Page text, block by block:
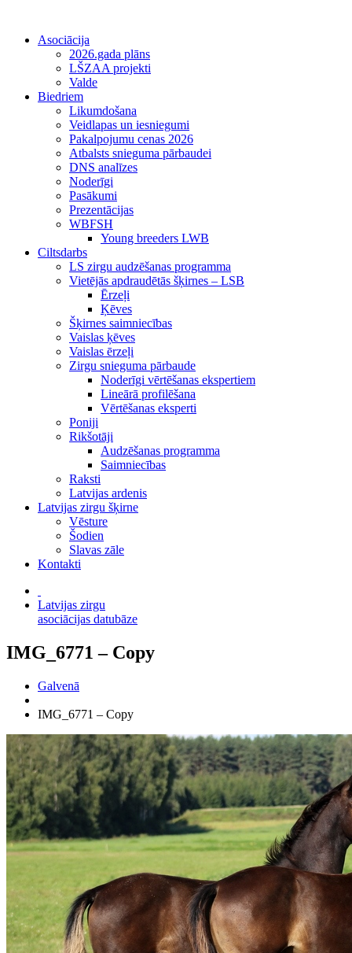
Asociācija
2026.gada plāns
LŠZAA projekti
Valde
Biedriem
Likumdošana
Veidlapas un iesniegumi
Pakalpojumu cenas 2026
Atbalsts snieguma pārbaudei
DNS analīzes
Noderīgi
Pasākumi
Prezentācijas
WBFSH
Young breeders LWB
Ciltsdarbs
LS zirgu audzēšanas programma
Vietējās apdraudētās šķirnes – LSB
Ērzeļi
Ķēves
Šķirnes saimniecības
Vaislas ķēves
Vaislas ērzeļi
Zirgu snieguma pārbaude
Noderīgi vērtēšanas ekspertiem
Lineārā profilēšana
Vērtēšanas eksperti
Poniji
Rikšotāji
Audzēšanas programma
Saimniecības
Raksti
Latvijas ardenis
Latvijas zirgu šķirne
Vēsture
Šodien
Slavas zāle
Kontakti
Latvijas zirgu
asociācijas datubāze
IMG_6771 – Copy
Galvenā
IMG_6771 – Copy